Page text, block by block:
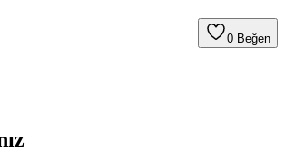
0 Beğen